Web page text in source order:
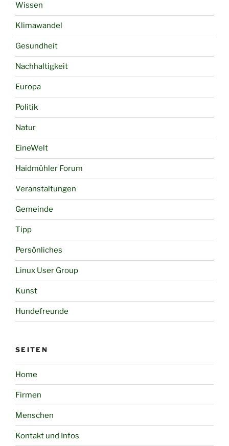
Wissen
Klimawandel
Gesundheit
Nachhaltigkeit
Europa
Politik
Natur
EineWelt
Haidmühler Forum
Veranstaltungen
Gemeinde
Tipp
Persönliches
Linux User Group
Kunst
Hundefreunde
SEITEN
Home
Firmen
Menschen
Kontakt und Infos